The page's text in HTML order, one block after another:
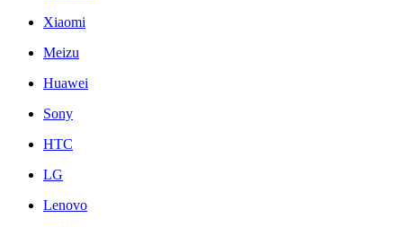
Xiaomi
Meizu
Huawei
Sony
HTC
LG
Lenovo